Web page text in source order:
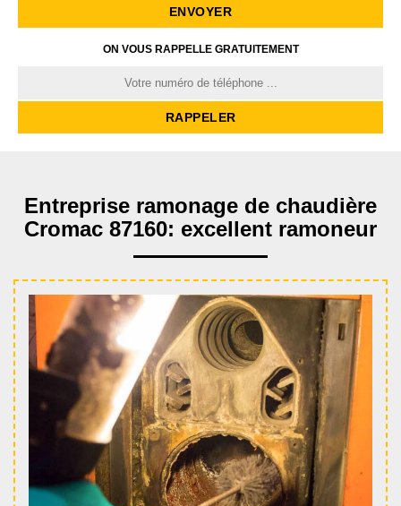
ON VOUS RAPPELLE GRATUITEMENT
Entreprise ramonage de chaudière
Cromac 87160: excellent ramoneur